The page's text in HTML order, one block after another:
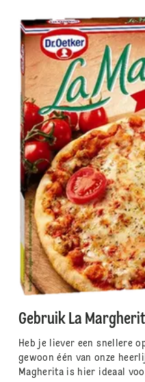
Gebruik La
Heb je liever een snellere
gewoon één van onze
Magherita is hier ideaal